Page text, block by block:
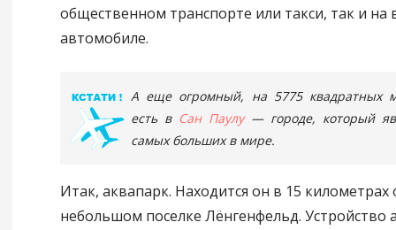
общественном транспорте или такси, так и на
автомобиле.
А еще огромный, на 5775 квадратных
есть в Сан Паулу— городе, который
самых больших в мире.
Итак, аквапарк. Находится он в 15 километрах
небольшом поселке Лёнгенфельд. Устройство